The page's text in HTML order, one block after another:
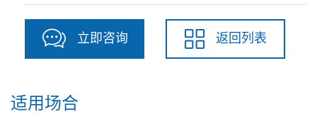
立即咨询 返回列表
适用场合